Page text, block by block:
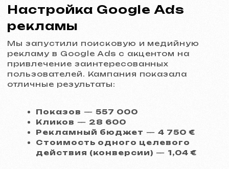
Я согласен(а) сПолитикой конфиденциальности
Контакты
Услуги и цены
Портфолио
Главная страница
Блог